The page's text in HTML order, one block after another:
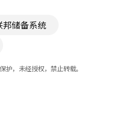
邦储备系统
护，未经授权，禁止转载。